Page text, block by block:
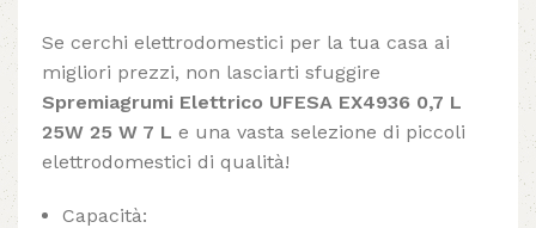
Se cerchi elettrodomestici per la tua casa ai
migliori prezzi, non lasciarti sfuggire
Spremiagrumi Elettrico UFESA EX4936 0,7 L
25W 25 W 7 L e una vasta selezione di piccoli
elettrodomestici di qualità!
Capacità: